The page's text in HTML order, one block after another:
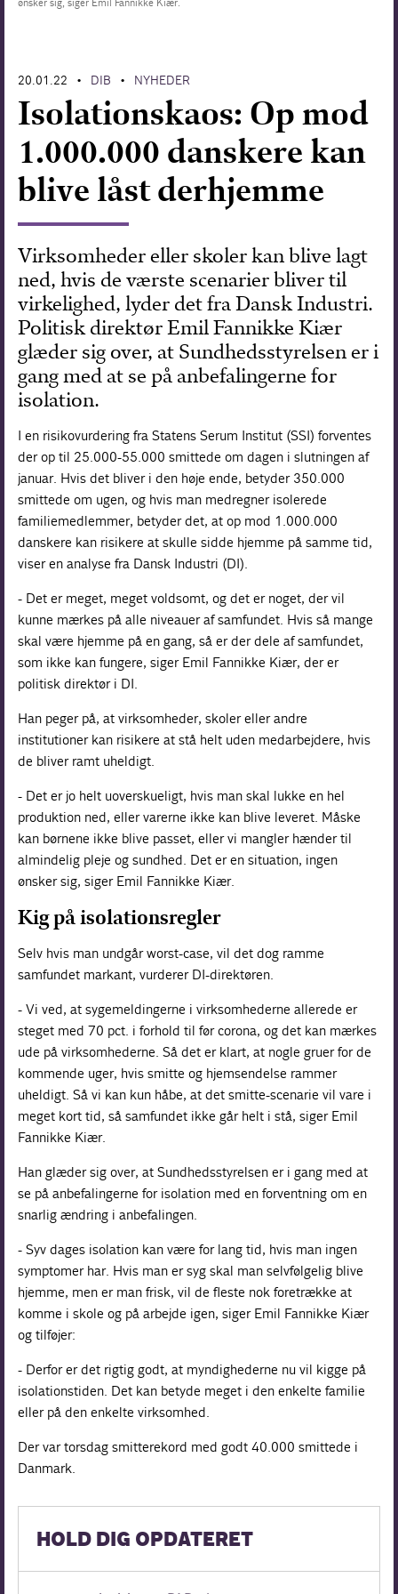
20.01.22 • DIB • NYHEDER
Isolationskaos: Op mod
1.000.000 danskere kan
blive låst derhjemme
Virksomheder eller skoler kan blive lagt
ned, hvis de værste scenarier bliver til
virkelighed, lyder det fra Dansk Industri.
Politisk direktør Emil Fannikke Kiær
glæder sig over, at Sundhedsstyrelsen er i
gang med at se på anbefalingerne for
isolation.
I en risikovurdering fra Statens Serum Institut (SSI) forventes
der op til 25.000-55.000 smittede om dagen i slutningen af
januar. Hvis det bliver i den høje ende, betyder 350.000
smittede om ugen, og hvis man medregner isolerede
familiemedlemmer, betyder det, at op mod 1.000.000
danskere kan risikere at skulle sidde hjemme på samme tid,
viser en analyse fra Dansk Industri (DI).
- Det er meget, meget voldsomt, og det er noget, der vil
kunne mærkes på alle niveauer af samfundet. Hvis så mange
skal være hjemme på en gang, så er der dele af samfundet,
som ikke kan fungere, siger Emil Fannikke Kiær, der er
politisk direktør i DI.
Han peger på, at virksomheder, skoler eller andre
institutioner kan risikere at stå helt uden medarbejdere, hvis
de bliver ramt uheldigt.
- Det er jo helt uoverskueligt, hvis man skal lukke en hel
produktion ned, eller varerne ikke kan blive leveret. Måske
kan børnene ikke blive passet, eller vi mangler hænder til
almindelig pleje og sundhed. Det er en situation, ingen
ønsker sig, siger Emil Fannikke Kiær.
Kig på isolationsregler
Selv hvis man undgår worst-case, vil det dog ramme
samfundet markant, vurderer DI-direktøren.
- Vi ved, at sygemeldingerne i virksomhederne allerede er
steget med 70 pct. i forhold til før corona, og det kan mærkes
ude på virksomhederne. Så det er klart, at nogle gruer for de
kommende uger, hvis smitte og hjemsendelse rammer
uheldigt. Så vi kan kun håbe, at det smitte-scenarie vil vare i
meget kort tid, så samfundet ikke går helt i stå, siger Emil
Fannikke Kiær.
Han glæder sig over, at Sundhedsstyrelsen er i gang med at
se på anbefalingerne for isolation med en forventning om en
snarlig ændring i anbefalingen.
- Syv dages isolation kan være for lang tid, hvis man ingen
symptomer har. Hvis man er syg skal man selvfølgelig blive
hjemme, men er man frisk, vil de fleste nok foretrække at
komme i skole og på arbejde igen, siger Emil Fannikke Kiær
og tilføjer:
- Derfor er det rigtig godt, at myndighederne nu vil kigge på
isolationstiden. Det kan betyde meget i den enkelte familie
eller på den enkelte virksomhed.
Der var torsdag smitterekord med godt 40.000 smittede i
Danmark.
HOLD DIG OPDATERET